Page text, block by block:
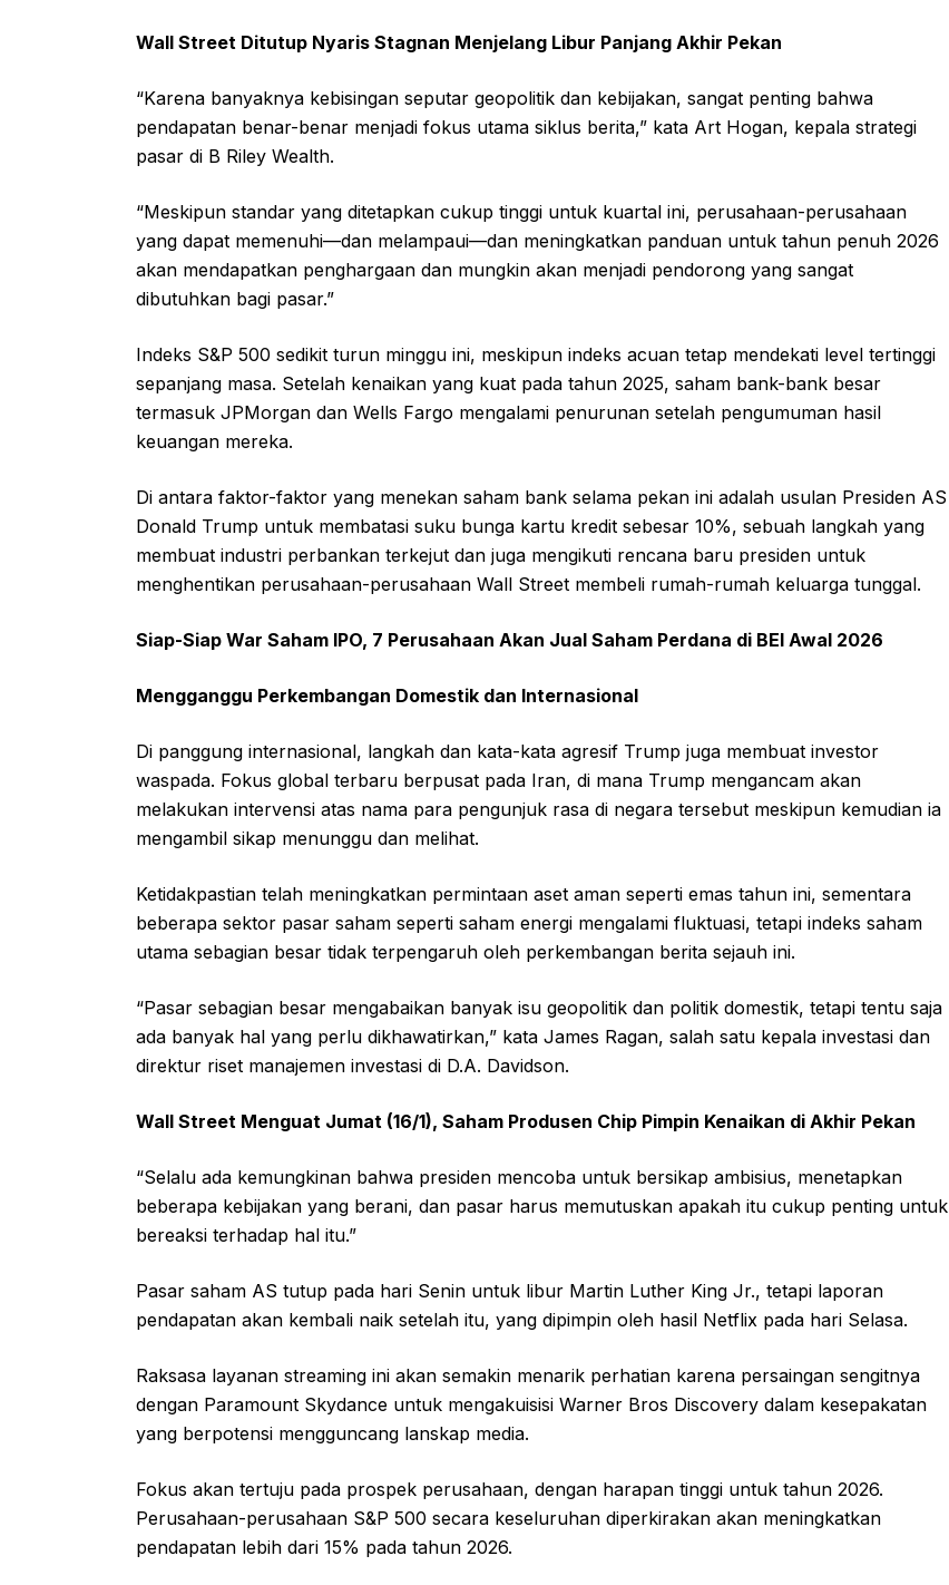
Wall Street Ditutup Nyaris Stagnan Menjelang Libur Panjang Akhir Pekan
“Karena banyaknya kebisingan seputar geopolitik dan kebijakan, sangat penting bahwa
pendapatan benar-benar menjadi fokus utama siklus berita,” kata Art Hogan, kepala strategi
pasar di B Riley Wealth.
“Meskipun standar yang ditetapkan cukup tinggi untuk kuartal ini, perusahaan-perusahaan
yang dapat memenuhi—dan melampaui—dan meningkatkan panduan untuk tahun penuh 2026
akan mendapatkan penghargaan dan mungkin akan menjadi pendorong yang sangat
dibutuhkan bagi pasar.”
Indeks S&P 500 sedikit turun minggu ini, meskipun indeks acuan tetap mendekati level tertinggi
sepanjang masa. Setelah kenaikan yang kuat pada tahun 2025, saham bank-bank besar
termasuk JPMorgan dan Wells Fargo mengalami penurunan setelah pengumuman hasil
keuangan mereka.
Di antara faktor-faktor yang menekan saham bank selama pekan ini adalah usulan Presiden AS
Donald Trump untuk membatasi suku bunga kartu kredit sebesar 10%, sebuah langkah yang
membuat industri perbankan terkejut dan juga mengikuti rencana baru presiden untuk
menghentikan perusahaan-perusahaan Wall Street membeli rumah-rumah keluarga tunggal.
Siap-Siap War Saham IPO, 7 Perusahaan Akan Jual Saham Perdana di BEI Awal 2026
Mengganggu Perkembangan Domestik dan Internasional
Di panggung internasional, langkah dan kata-kata agresif Trump juga membuat investor
waspada. Fokus global terbaru berpusat pada Iran, di mana Trump mengancam akan
melakukan intervensi atas nama para pengunjuk rasa di negara tersebut meskipun kemudian ia
mengambil sikap menunggu dan melihat.
Ketidakpastian telah meningkatkan permintaan aset aman seperti emas tahun ini, sementara
beberapa sektor pasar saham seperti saham energi mengalami fluktuasi, tetapi indeks saham
utama sebagian besar tidak terpengaruh oleh perkembangan berita sejauh ini.
“Pasar sebagian besar mengabaikan banyak isu geopolitik dan politik domestik, tetapi tentu saja
ada banyak hal yang perlu dikhawatirkan,” kata James Ragan, salah satu kepala investasi dan
direktur riset manajemen investasi di D.A. Davidson.
Wall Street Menguat Jumat (16/1), Saham Produsen Chip Pimpin Kenaikan di Akhir Pekan
“Selalu ada kemungkinan bahwa presiden mencoba untuk bersikap ambisius, menetapkan
beberapa kebijakan yang berani, dan pasar harus memutuskan apakah itu cukup penting untuk
bereaksi terhadap hal itu.”
Pasar saham AS tutup pada hari Senin untuk libur Martin Luther King Jr., tetapi laporan
pendapatan akan kembali naik setelah itu, yang dipimpin oleh hasil Netflix pada hari Selasa.
Raksasa layanan streaming ini akan semakin menarik perhatian karena persaingan sengitnya
dengan Paramount Skydance untuk mengakuisisi Warner Bros Discovery dalam kesepakatan
yang berpotensi mengguncang lanskap media.
Fokus akan tertuju pada prospek perusahaan, dengan harapan tinggi untuk tahun 2026.
Perusahaan-perusahaan S&P 500 secara keseluruhan diperkirakan akan meningkatkan
pendapatan lebih dari 15% pada tahun 2026.